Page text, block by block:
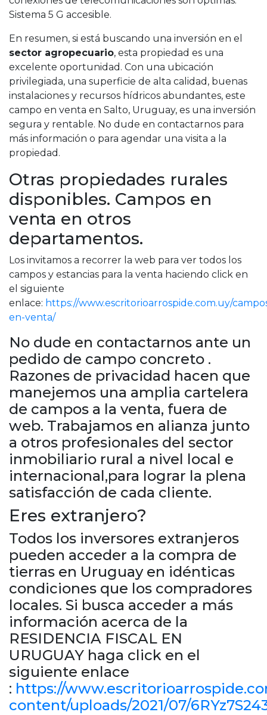
Sistema 5 G accesible.
En resumen, si está buscando una inversión en el
sector agropecuario, esta propiedad es una
excelente oportunidad. Con una ubicación
privilegiada, una superficie de alta calidad, buenas
instalaciones y recursos hídricos abundantes, este
campo en venta en Salto, Uruguay, es una inversión
segura y rentable. No dude en contactarnos para
más información o para agendar una visita a la
propiedad.
Otras propiedades rurales
disponibles. Campos en
venta en otros
departamentos.
Los invitamos a recorrer la web para ver todos los
campos y estancias para la venta haciendo click en
el siguiente
enlace: https://www.escritorioarrospide.com.uy/
en-venta/
No dude en contactarnos ante un
pedido de campo concreto .
Razones de privacidad hacen que
manejemos una amplia cartelera
de campos a la venta, fuera de
web. Trabajamos en alianza junto
a otros profesionales del sector
inmobiliario rural a nivel local e
internacional,para lograr la plena
satisfacción de cada cliente.
Eres extranjero?
Todos los inversores extranjeros
pueden acceder a la compra de
tierras en Uruguay en idénticas
condiciones que los compradores
locales. Si busca acceder a más
información acerca de la
RESIDENCIA FISCAL EN
URUGUAY haga click en el
siguiente enlace
: https://
content/uploads/2021/07/